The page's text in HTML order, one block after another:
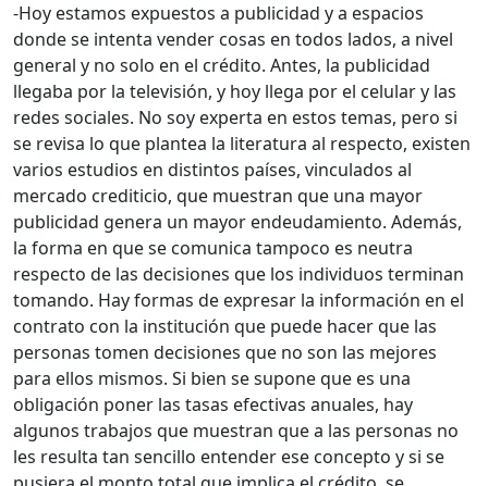
-Hoy estamos expuestos a publicidad y a espacios
donde se intenta vender cosas en todos lados, a nivel
general y no solo en el crédito. Antes, la publicidad
llegaba por la televisión, y hoy llega por el celular y las
redes sociales. No soy experta en estos temas, pero si
se revisa lo que plantea la literatura al respecto, existen
varios estudios en distintos países, vinculados al
mercado crediticio, que muestran que una mayor
publicidad genera un mayor endeudamiento. Además,
la forma en que se comunica tampoco es neutra
respecto de las decisiones que los individuos terminan
tomando. Hay formas de expresar la información en el
contrato con la institución que puede hacer que las
personas tomen decisiones que no son las mejores
para ellos mismos. Si bien se supone que es una
obligación poner las tasas efectivas anuales, hay
algunos trabajos que muestran que a las personas no
les resulta tan sencillo entender ese concepto y si se